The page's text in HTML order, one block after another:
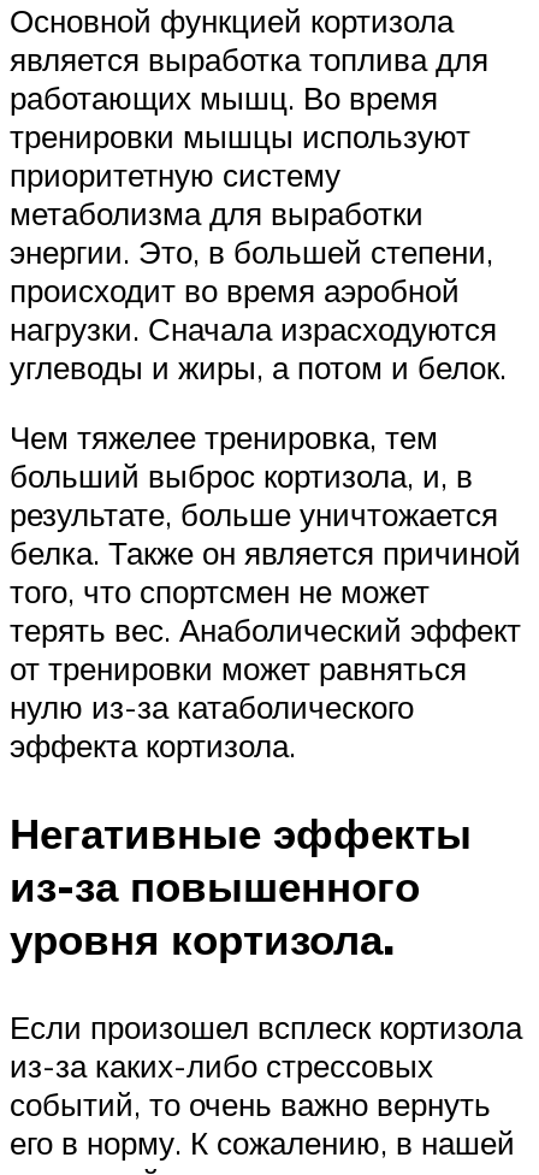
Основной функцией кортизола
является выработка топлива для
работающих мышц. Во время
тренировки мышцы используют
приоритетную систему
метаболизма для выработки
энергии. Это, в большей степени,
происходит во время аэробной
нагрузки. Сначала израсходуются
углеводы и жиры, а потом и белок.
Чем тяжелее тренировка, тем
больший выброс кортизола, и, в
результате, больше уничтожается
белка. Также он является причиной
того, что спортсмен не может
терять вес. Анаболический эффект
от тренировки может равняться
нулю из-за катаболического
эффекта кортизола.
Негативные эффекты
из-за повышенного
уровня кортизола.
Если произошел всплеск кортизола
из-за каких-либо стрессовых
событий, то очень важно вернуть
его в норму. К сожалению, в нашей